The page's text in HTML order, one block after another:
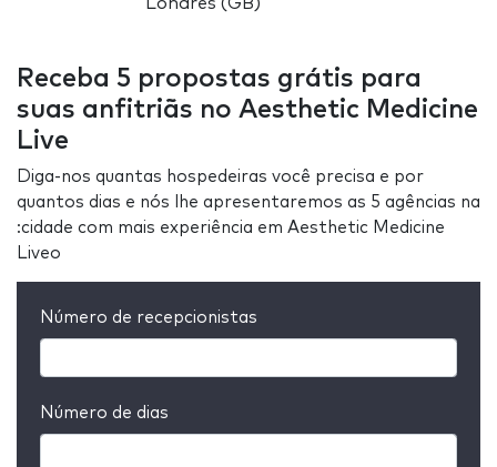
Receba 5 propostas grátis para
suas anfitriãs no Aesthetic Medicine
Live
Diga-nos quantas hospedeiras você precisa e por
quantos dias e nós lhe apresentaremos as 5 agências na
:cidade com mais experiência em Aesthetic Medicine
Liveo
Número de recepcionistas
Número de dias